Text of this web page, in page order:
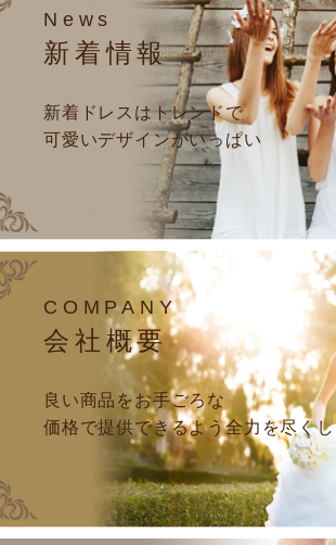
News
新着情報
新着ドレスはトレンドで
可愛いデザインがいっぱい
COMPANY
会社概要
良い商品をお手ごろな
価格で提供できるよう全力を尽く